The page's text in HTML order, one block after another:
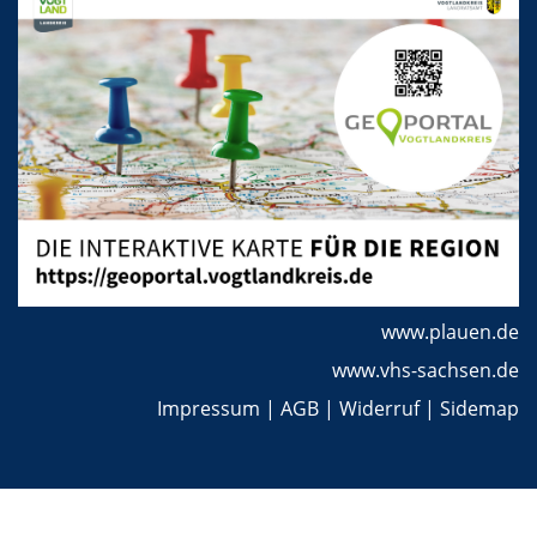
www.plauen.de
www.vhs-sachsen.de
Impressum | AGB | Widerruf| Sidemap